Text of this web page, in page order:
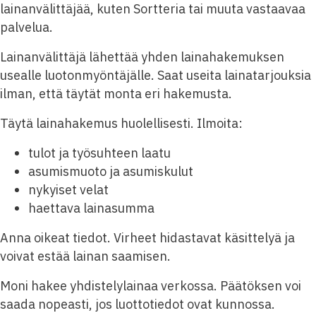
lainanvälittäjää, kuten Sortteria tai muuta vastaavaa
palvelua.
Lainanvälittäjä lähettää yhden lainahakemuksen
usealle luotonmyöntäjälle. Saat useita lainatarjouksia
ilman, että täytät monta eri hakemusta.
Täytä lainahakemus huolellisesti. Ilmoita:
tulot ja työsuhteen laatu
asumismuoto ja asumiskulut
nykyiset velat
haettava lainasumma
Anna oikeat tiedot. Virheet hidastavat käsittelyä ja
voivat estää lainan saamisen.
Moni hakee yhdistelylainaa verkossa. Päätöksen voi
saada nopeasti, jos luottotiedot ovat kunnossa.